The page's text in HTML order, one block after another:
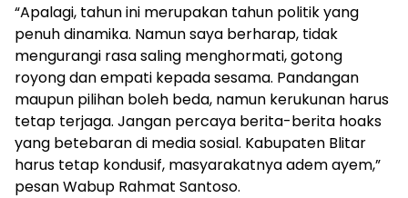
“Apalagi, tahun ini merupakan tahun politik yang
penuh dinamika. Namun saya berharap, tidak
mengurangi rasa saling menghormati, gotong
royong dan empati kepada sesama. Pandangan
maupun pilihan boleh beda, namun kerukunan harus
tetap terjaga. Jangan percaya berita-berita hoaks
yang betebaran di media sosial. Kabupaten Blitar
harus tetap kondusif, masyarakatnya adem ayem,”
pesan Wabup Rahmat Santoso.